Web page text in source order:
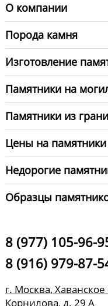
О компании
Порода камня
Изготовление
Памятники на
Памятники из
Цены на памятники
Недорогие
Образцы
8 (977) 105-96-
8 (916) 979-87-
г. Москва,
Корнилова, д. 29 А